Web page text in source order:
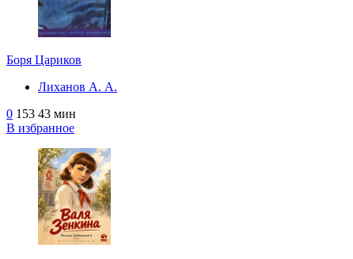
Боря Цариков
Лиханов А. А.
0 153 43 мин
В избранное